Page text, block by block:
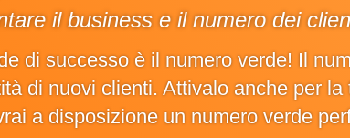
il business e il numero dei
di successo è il numero verde! Il
di nuovi clienti. Attivalo anche per
a disposizione un numero verde